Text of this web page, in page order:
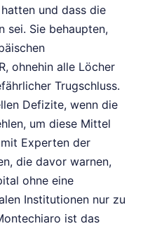
und dass die
sei. Sie behaupten,
ohnehin alle Löcher
Trugschluss.
Defizite, wenn die
um diese Mittel
Experten der
die davor warnen,
ohne eine
Institutionen nur zu
ist das